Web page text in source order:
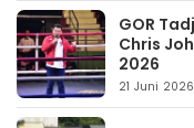
GOR
Chris
2026
21 Juni 2026